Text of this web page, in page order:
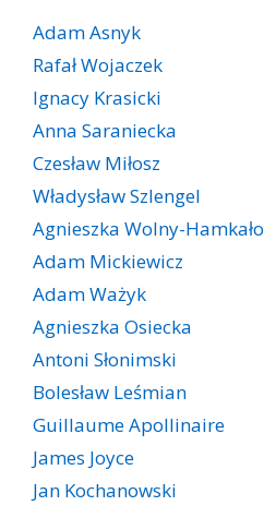
Adam Asnyk
Rafał Wojaczek
Ignacy Krasicki
Anna Saraniecka
Czesław Miłosz
Władysław Szlengel
Agnieszka Wolny-Hamkało
Adam Mickiewicz
Adam Ważyk
Agnieszka Osiecka
Antoni Słonimski
Bolesław Leśmian
Guillaume Apollinaire
James Joyce
Jan Kochanowski